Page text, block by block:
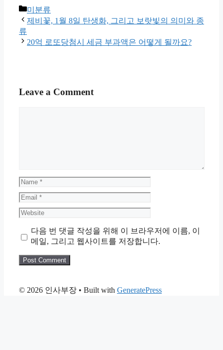
Categories
미분류
제비꽃, 1월 8일 탄생화, 그리고 보랏빛의 의미와 종
류
20억 로또당첨시 세금 부과액은 어떻게 될까요?
Leave a Comment
Name
Email
Website
다음 번 댓글 작성을 위해 이 브라우저에 이름, 이
메일, 그리고 웹사이트를 저장합니다.
© 2026 인사부장 • Built with GeneratePress